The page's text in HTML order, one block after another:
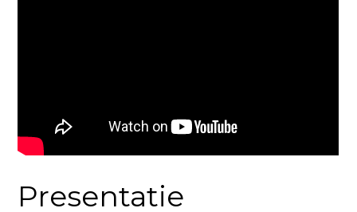
Presentatie